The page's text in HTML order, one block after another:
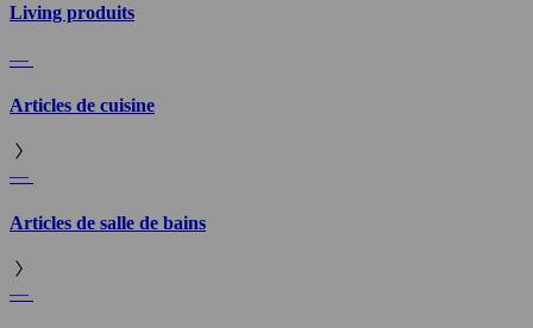
Living produits
—
Articles de cuisine
—
Articles de salle de bains
—